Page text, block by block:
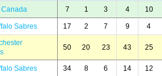
Canada 7 1 3 4 10
Sabres 17 2 7 9 4
50 20 23 43 25
Sabres 34 8 6 14 12